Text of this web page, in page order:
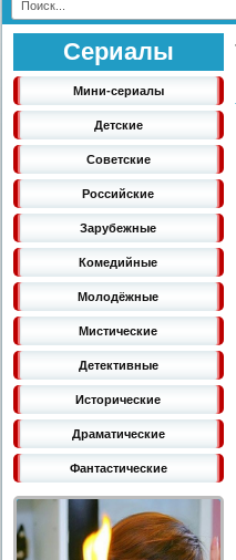
Сериалы
Мини-сериалы
Детские
Советские
Российские
Зарубежные
Комедийные
Молодёжные
Мистические
Детективные
Исторические
Драматические
Фантастические